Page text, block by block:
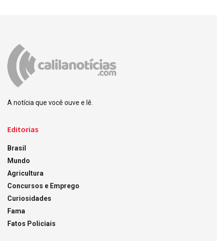
A notícia que você ouve e lê.
Editorias
Brasil
Mundo
Agricultura
Concursos e Emprego
Curiosidades
Fama
Fatos Policiais